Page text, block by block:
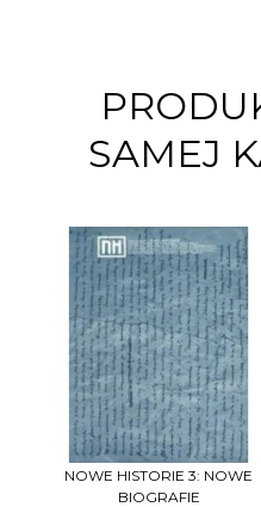
SAMEJ
NOWE HISTORIE 3: NOWE
BIOGRAFIE